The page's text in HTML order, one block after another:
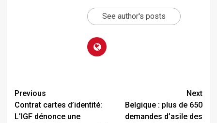
See author's posts
Previous
Contrat cartes d’identité:
L’IGF dénonce une
Next
Belgique : plus de 650
demandes d’asile des